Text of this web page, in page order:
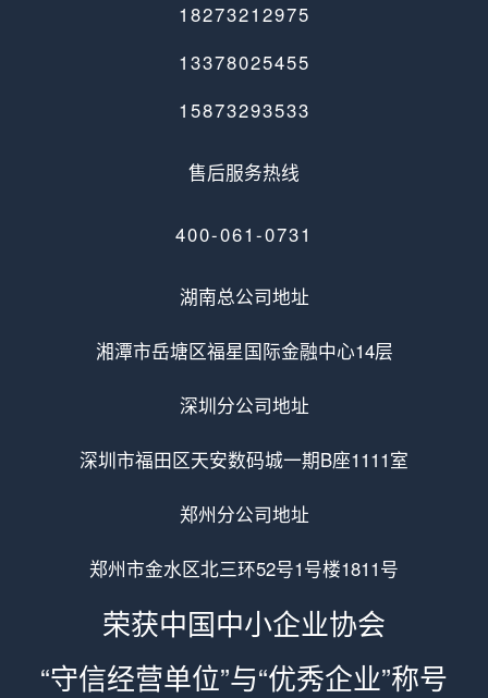
18273212975
13378025455
15873293533
售后服务热线
400-061-0731
湖南总公司地址
湘潭市岳塘区福星国际金融中心14层
深圳分公司地址
深圳市福田区天安数码城一期B座1111室
郑州分公司地址
郑州市金水区北三环52号1号楼1811号
荣获中国中小企业协会
“守信经营单位”与“优秀企业”称号